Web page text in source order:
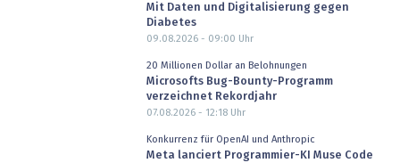
Mit Daten und Digitalisierung gegen
Diabetes
09.08.2026 - 09:00 Uhr
20 Millionen Dollar an Belohnungen
Microsofts Bug-Bounty-Programm
verzeichnet Rekordjahr
07.08.2026 - 12:18Uhr
Konkurrenz für OpenAI und Anthropic
Meta lanciert Programmier-KI Muse Code